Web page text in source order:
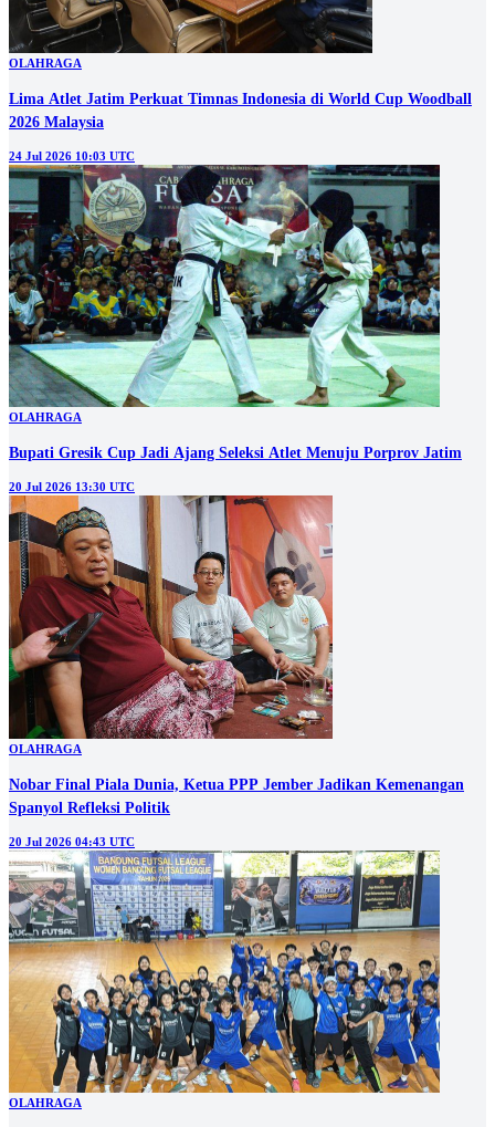
OLAHRAGA
Lima Atlet Jatim Perkuat Timnas Indonesia di World Cup Woodball
2026 Malaysia
24 Jul 2026 10:03 UTC
OLAHRAGA
Bupati Gresik Cup Jadi Ajang Seleksi Atlet Menuju Porprov Jatim
20 Jul 2026 13:30 UTC
OLAHRAGA
Nobar Final Piala Dunia, Ketua PPP Jember Jadikan Kemenangan
Spanyol Refleksi Politik
20 Jul 2026 04:43 UTC
OLAHRAGA